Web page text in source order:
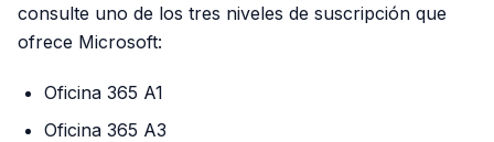
consulte uno de los tres niveles de suscripción que
ofrece Microsoft:
Oficina 365 A1
Oficina 365 A3